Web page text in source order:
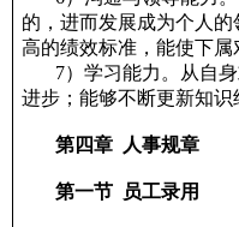
的，进而发展成为个人
高的绩效标准，能使下
7）学习能力。从自
进步；能够不断更新知
第四章 人事规章
第一节 员工录用